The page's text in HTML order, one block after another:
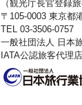
（観光庁長官登録
〒105-0003 東京都
TEL 03-3506-0757
一般社団法人 日本
IATA公認旅客代理